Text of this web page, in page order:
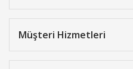
Müşteri Hizmetleri